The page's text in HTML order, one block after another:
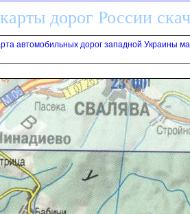
дорог России
автомобильных дорог западной Украины